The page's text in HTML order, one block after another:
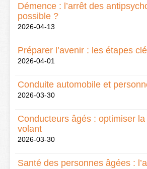
Démence : l’arrêt des
possible ?
2026-04-13
Préparer l’avenir : les étapes
2026-04-01
Conduite automobile et
2026-03-30
Conducteurs âgés : optimiser
volant
2026-03-30
Santé des personnes âgées :